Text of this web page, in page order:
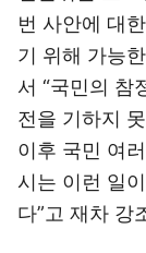
번 사안에 대
기 위해 가능
서 “국민의 참
전을 기하지
이후 국민 여
시는 이런 일
다”고 재차 강